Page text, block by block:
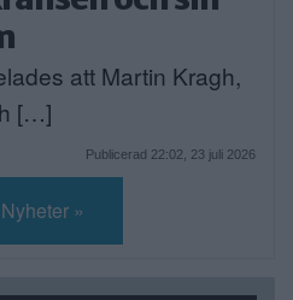
att Martin Kragh,
[…]
Publicerad 22:02, 23 juli 2026
»